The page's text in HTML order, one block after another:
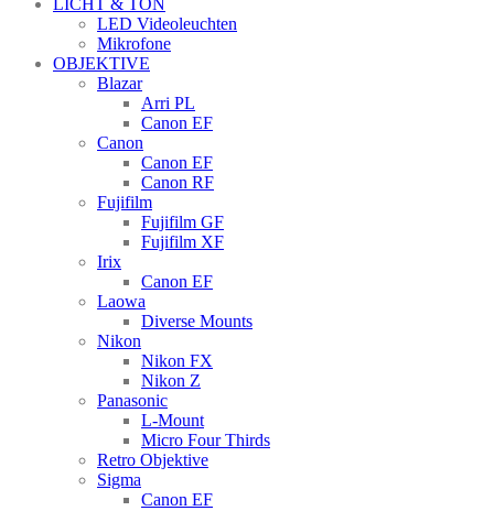
LICHT & TON
LED Videoleuchten
Mikrofone
OBJEKTIVE
Blazar
Arri PL
Canon EF
Canon
Canon EF
Canon RF
Fujifilm
Fujifilm GF
Fujifilm XF
Irix
Canon EF
Laowa
Diverse Mounts
Nikon
Nikon FX
Nikon Z
Panasonic
L-Mount
Micro Four Thirds
Retro Objektive
Sigma
Canon EF